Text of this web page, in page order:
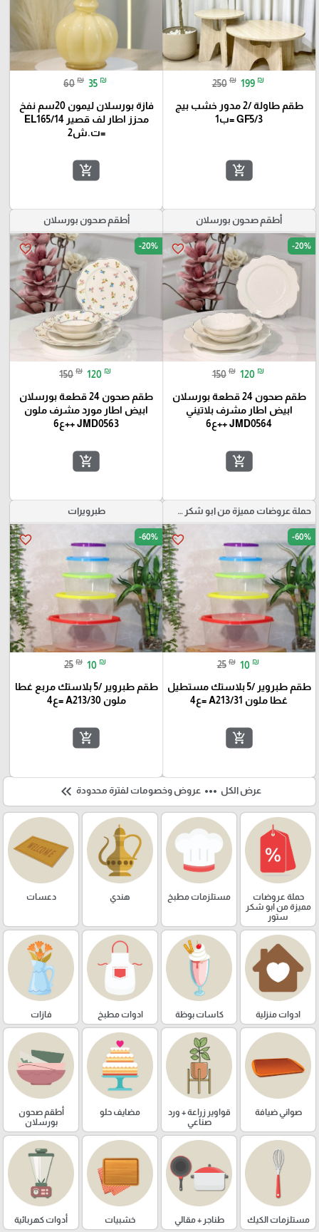
250 ₪ 199 ₪
طقم طاولة /2 مدور خشب بيج
GF5/3 =ب1
add_shopping_cart
60 ₪ 35 ₪
فازة بورسلان ليمون 20سم نفخ
محزز اطار لف قصير EL165/14
=ت.ش2
add_shopping_cart
أطقم صحون بورسلان
favorite_border -20%
150 ₪ 120 ₪
طقم صحون 24 قطعة بورسلان
ابيض اطار مشرف بلاتيني
JMD0564 ++ع6
add_shopping_cart
أطقم صحون بورسلان
favorite_border -20%
150 ₪ 120 ₪
طقم صحون 24 قطعة بورسلان
ابيض اطار مورد مشرف ملون
JMD0563 ++ع6
add_shopping_cart
حملة عروضات مميزة من ابو شكر ستور
favorite_border -60%
25 ₪ 10 ₪
طقم طبروير /5 بلاستك مستطيل
غطا ملون A213/31 =ع4
add_shopping_cart
طبرويرات
favorite_border -60%
25 ₪ 10 ₪
طقم طبروير /5 بلاستك مربع غطا
ملون A213/30 =ع4
add_shopping_cart
عرض الكل more_horiz عروض وخصومات لفترة محدودة keyboard_double_arrow_left
حملة عروضات
مميزة من ابو شكر
ستور
مستلزمات مطبخ هندي دعسات
ادوات منزلية كاسات بوظة ادوات مطبخ فازات
صواني ضيافة
قواوير زراعة + ورد
صناعي
مضايف حلو
أطقم صحون
بورسلان
مستلزمات الكيك طناجر + مقالي خشبيات أدوات كهربائية